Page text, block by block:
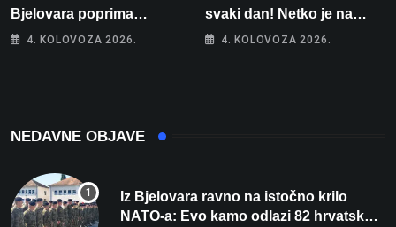
Bjelovara poprima
jesenski izgled
4. KOLOVOZA 2026.
svaki dan! Netko je na
auto stavio – ručno
4. KOLOVOZA 2026.
NEDAVNE OBJAVE
Iz Bjelovara ravno na istočno krilo
NATO-a: Evo kamo odlazi 82 hrvatska